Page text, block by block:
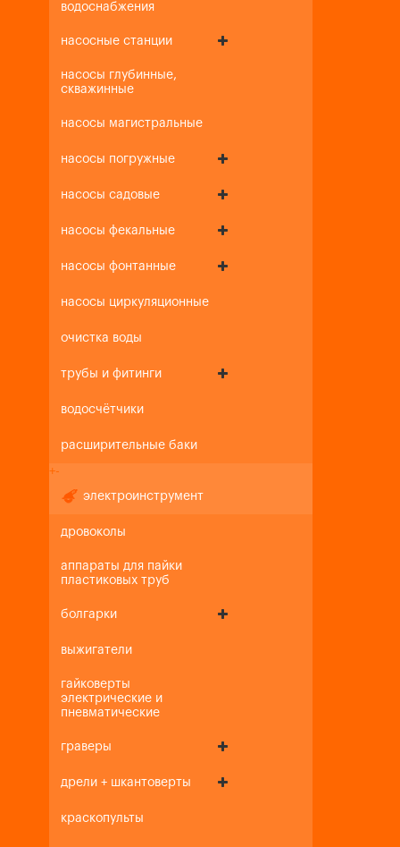
водоснабжения
насосные станции
насосы глубинные,
скважинные
насосы магистральные
насосы погружные
насосы садовые
насосы фекальные
насосы фонтанные
насосы циркуляционные
очистка воды
трубы и фитинги
водосчётчики
расширительные баки
+-
электроинструмент
дровоколы
аппараты для пайки
пластиковых труб
болгарки
выжигатели
гайковерты
электрические и
пневматические
граверы
дрели + шкантоверты
краскопульты